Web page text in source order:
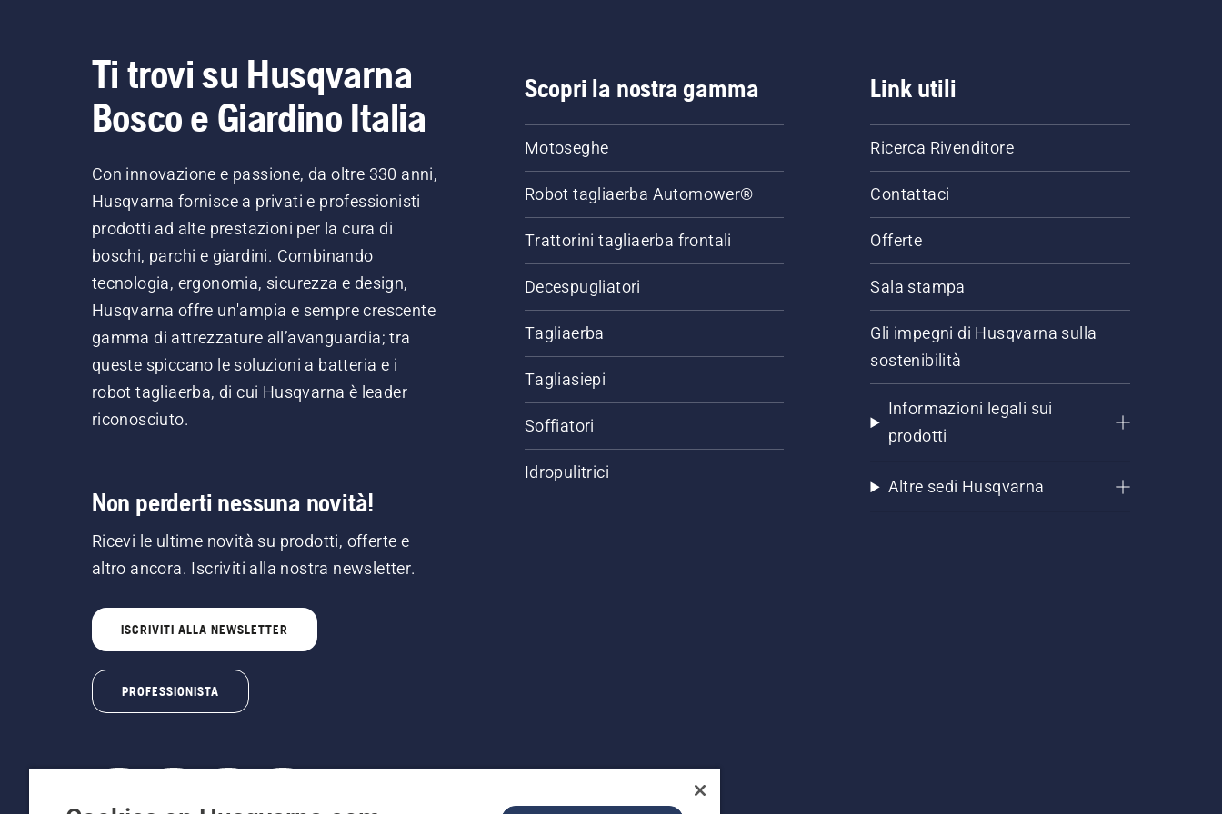
Ti trovi su Husqvarna
Bosco e Giardino Italia
Con innovazione e passione, da oltre 330 anni,
Husqvarna fornisce a privati e professionisti
prodotti ad alte prestazioni per la cura di
boschi, parchi e giardini. Combinando
tecnologia, ergonomia, sicurezza e design,
Husqvarna offre un'ampia e sempre crescente
gamma di attrezzature all’avanguardia; tra
queste spiccano le soluzioni a batteria e i
robot tagliaerba, di cui Husqvarna è leader
riconosciuto.
Non perderti nessuna novità!
Ricevi le ultime novità su prodotti, offerte e
altro ancora. Iscriviti alla nostra newsletter.
ISCRIVITI ALLA NEWSLETTER
PROFESSIONISTA
Scopri la nostra gamma
Motoseghe
Robot tagliaerba Automower®
Trattorini tagliaerba frontali
Decespugliatori
Tagliaerba
Tagliasiepi
Soffiatori
Idropulitrici
Link utili
Ricerca Rivenditore
Contattaci
Offerte
Sala stampa
Gli impegni di Husqvarna sulla
sostenibilità
Informazioni legali sui
prodotti
Altre sedi Husqvarna